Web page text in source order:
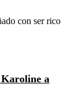
con ser rico
a